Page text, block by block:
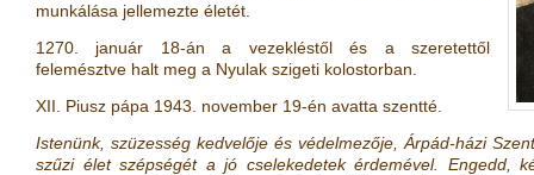
munkálása jellemezte életét.
1270. január 18-án a vezekléstől és a szeretettől
felemésztve halt meg a Nyulak szigeti kolostorban.
XII. Piusz pápa 1943. november 19-én avatta szentté.
Istenünk, szüzesség kedvelője és védelmezője, Árpád-házi
szűzi élet szépségét a jó cselekedetek érdemével. Engedd,